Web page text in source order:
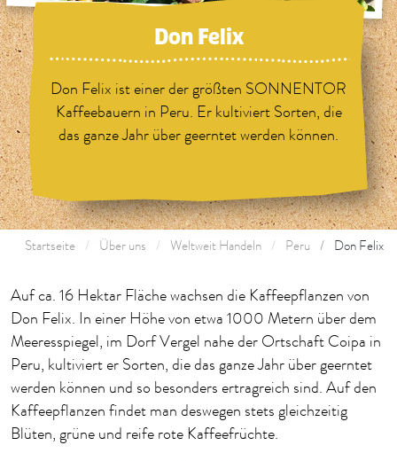
Don Felix
Don Felix ist einer der größten SONNENTOR
Kaffeebauern in Peru. Er kultiviert Sorten, die
das ganze Jahr über geerntet werden können.
Startseite Über uns Weltweit Handeln Peru Don Felix
Auf ca. 16 Hektar Fläche wachsen die Kaffeepflanzen von
Don Felix. In einer Höhe von etwa 1000 Metern über dem
Meeresspiegel, im Dorf Vergel nahe der Ortschaft Coipa in
Peru, kultiviert er Sorten, die das ganze Jahr über geerntet
werden können und so besonders ertragreich sind. Auf den
Kaffeepflanzen findet man deswegen stets gleichzeitig
Blüten, grüne und reife rote Kaffeefrüchte.